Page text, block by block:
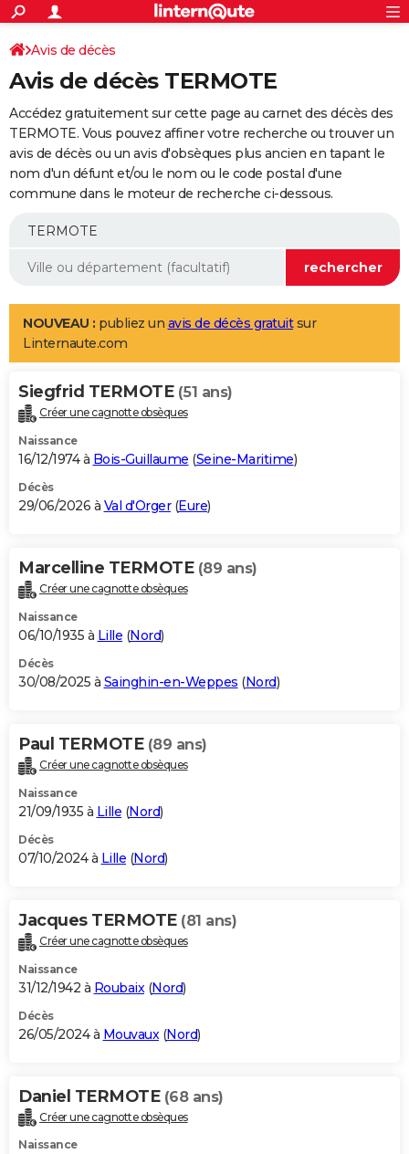
ACTUALITÉS
Politique
Société
Faits Divers
Education
Monde
Villes
+
SPORT
Coupe du monde 2026
Football
Tennis
Cyclisme
Rugby
Forum
Programme TV
TNT
Streaming
Cinéma
Sorties cinéma
Musique
+
FINANCE
Retraite
Epargne
Immobilier
Risques naturels par ville
Banque
Assurance
AUTO
Essais
Réserver un essai
Citadines
Berlines
SUV
Forum auto
+
Mobiles
Meilleur smartphone
Internet
Ordinateurs
Jeux vidéo
Guide high-tech
Aménagement intérieur
LIFESTYLE
Art de vivre
Bien-être
Loisirs
Mode
Modes de vie
Alimentation
Guide de la santé
Maladies
Médicaments
Sommeil
VOYAGE
Destinations
City break
Voyage nature
Voyage de noces
Forum
Climat
+PHOTO
GUIDES D'ACHAT
BONS PLANS
Carte de Noël
Carte Bonne année
Carte Saint-Valentin
Carte Pâques
Carte d'anniversaire
DICTIONNAIRE
Dictionnaire
Biographies
Citations
Expressions
Proverbes
PROGRAMME TV
S'inscrire
Se connecter
Lycées
Collèges
Primaires
Universités
Entreprises
Service militaire
Avis de recherche
AVIS DE DÉCÈS
Bricolage
Lifestyle
Culture
Sport
Auto
Television
Voyage
Cinema
Avis de décès
Avis de décès TERMOTE
Accédez gratuitement sur cette page au carnet des décès des
TERMOTE. Vous pouvez affiner votre recherche ou trouver un
avis de décès ou un avis d'obsèques plus ancien en tapant le
nom d'un défunt et/ou le nom ou le code postal d'une
commune dans le moteur de recherche ci-dessous.
NOUVEAU : publiez un avis de décès gratuitsur
Linternaute.com
Siegfrid TERMOTE (51 ans)
Créer une cagnotte obsèques
Naissance
16/12/1974 à Bois-Guillaume (Seine-Maritime)
Décès
29/06/2026 à Val d'Orger(Eure)
Marcelline TERMOTE (89 ans)
Créer une cagnotte obsèques
Naissance
06/10/1935 à Lille (Nord)
Décès
30/08/2025 à Sainghin-en-Weppes (Nord)
Paul TERMOTE (89 ans)
Créer une cagnotte obsèques
Naissance
21/09/1935 à Lille (Nord)
Décès
07/10/2024 à Lille (Nord)
Jacques TERMOTE (81 ans)
Créer une cagnotte obsèques
Naissance
31/12/1942 à Roubaix (Nord)
Décès
26/05/2024 à Mouvaux (Nord)
Daniel TERMOTE (68 ans)
Créer une cagnotte obsèques
Naissance